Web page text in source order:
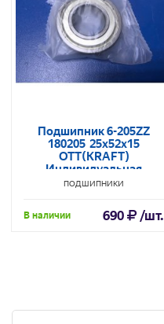
Подшипник 6-205ZZ
180205 25х52х15
OTT(KRAFT)
Индивидуальная
упаковка (качественный
ПОДШИПНИКИ
В наличии 690 /шт.